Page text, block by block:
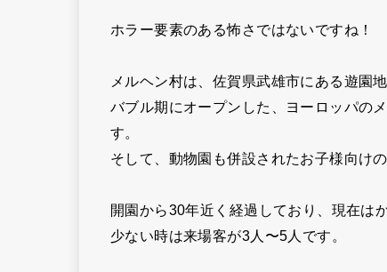
ホラー要素のある怖さではないですね！
メルヘン村は、 佐賀県武雄市にある遊園地
バブル期にオープンした、ヨーロッパの
す。
そして、動物園も併設されたお子様向け
開園から30年近く経過しており、現在は
少ない時は来場客が3人〜5人です。